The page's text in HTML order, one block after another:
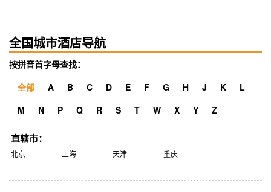
全国城市酒店导航
按拼音首字母查找：
全部
A B C D E F G H J K
L
M
N P Q R S T W X Y Z
直辖市：
北京 上海 天津 重庆